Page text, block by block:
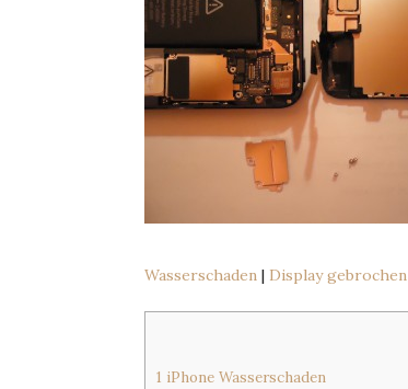
Wasserschaden | Display gebrochen
1 iPhone Wasserschaden